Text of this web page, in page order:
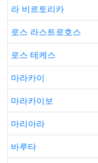
라 비르토리카
로스 라스트로호스
로스 테케스
마라카이
마라카이보
마리아라
바루타